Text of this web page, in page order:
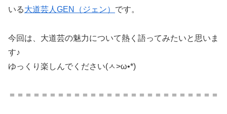
いる大道芸人GEN（ジェン） です。
今回は、大道芸の魅力について熱く語ってみたいと思いま
す♪
ゆっくり楽しんでください(ㅅ>ω•*)
＝＝＝＝＝＝＝＝＝＝＝＝＝＝＝＝＝＝＝＝＝＝＝＝＝＝